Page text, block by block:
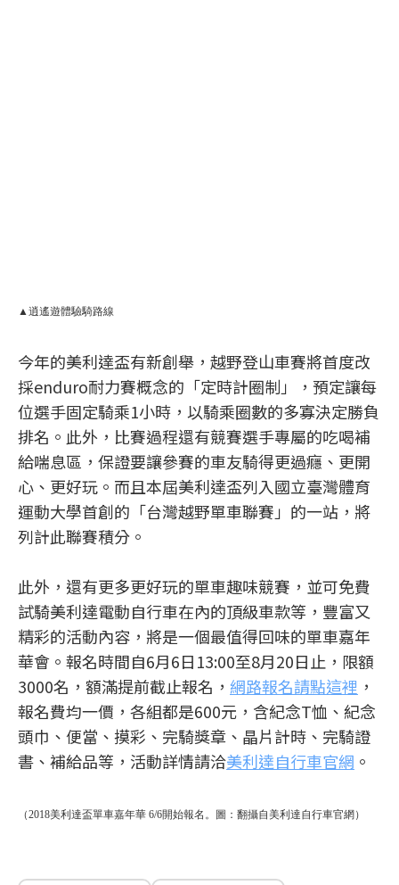
▲逍遙遊體驗騎路線
今年的美利達盃有新創舉，越野登山車賽將首度改
採enduro耐力賽概念的「定時計圈制」，預定讓每
位選手固定騎乘1小時，以騎乘圈數的多寡決定勝負
排名。此外，比賽過程還有競賽選手專屬的吃喝補
給喘息區，保證要讓參賽的車友騎得更過癮、更開
心、更好玩。而且本屆美利達盃列入國立臺灣體育
運動大學首創的「台灣越野單車聯賽」的一站，將
列計此聯賽積分。
此外，還有更多更好玩的單車趣味競賽，並可免費
試騎美利達電動自行車在內的頂級車款等，豐富又
精彩的活動內容，將是一個最值得回味的單車嘉年
華會。報名時間自6月6日13:00至8月20日止，限額
3000名，額滿提前截止報名， 網路報名請點這裡 ，
報名費均一價，各組都是600元，含紀念T恤、紀念
頭巾、便當、摸彩、完騎獎章、晶片計時、完騎證
書、補給品等，活動詳情請洽美利達自行車官網 。
（2018美利達盃單車嘉年華 6/6開始報名。圖：翻攝自美利達自行車官網）